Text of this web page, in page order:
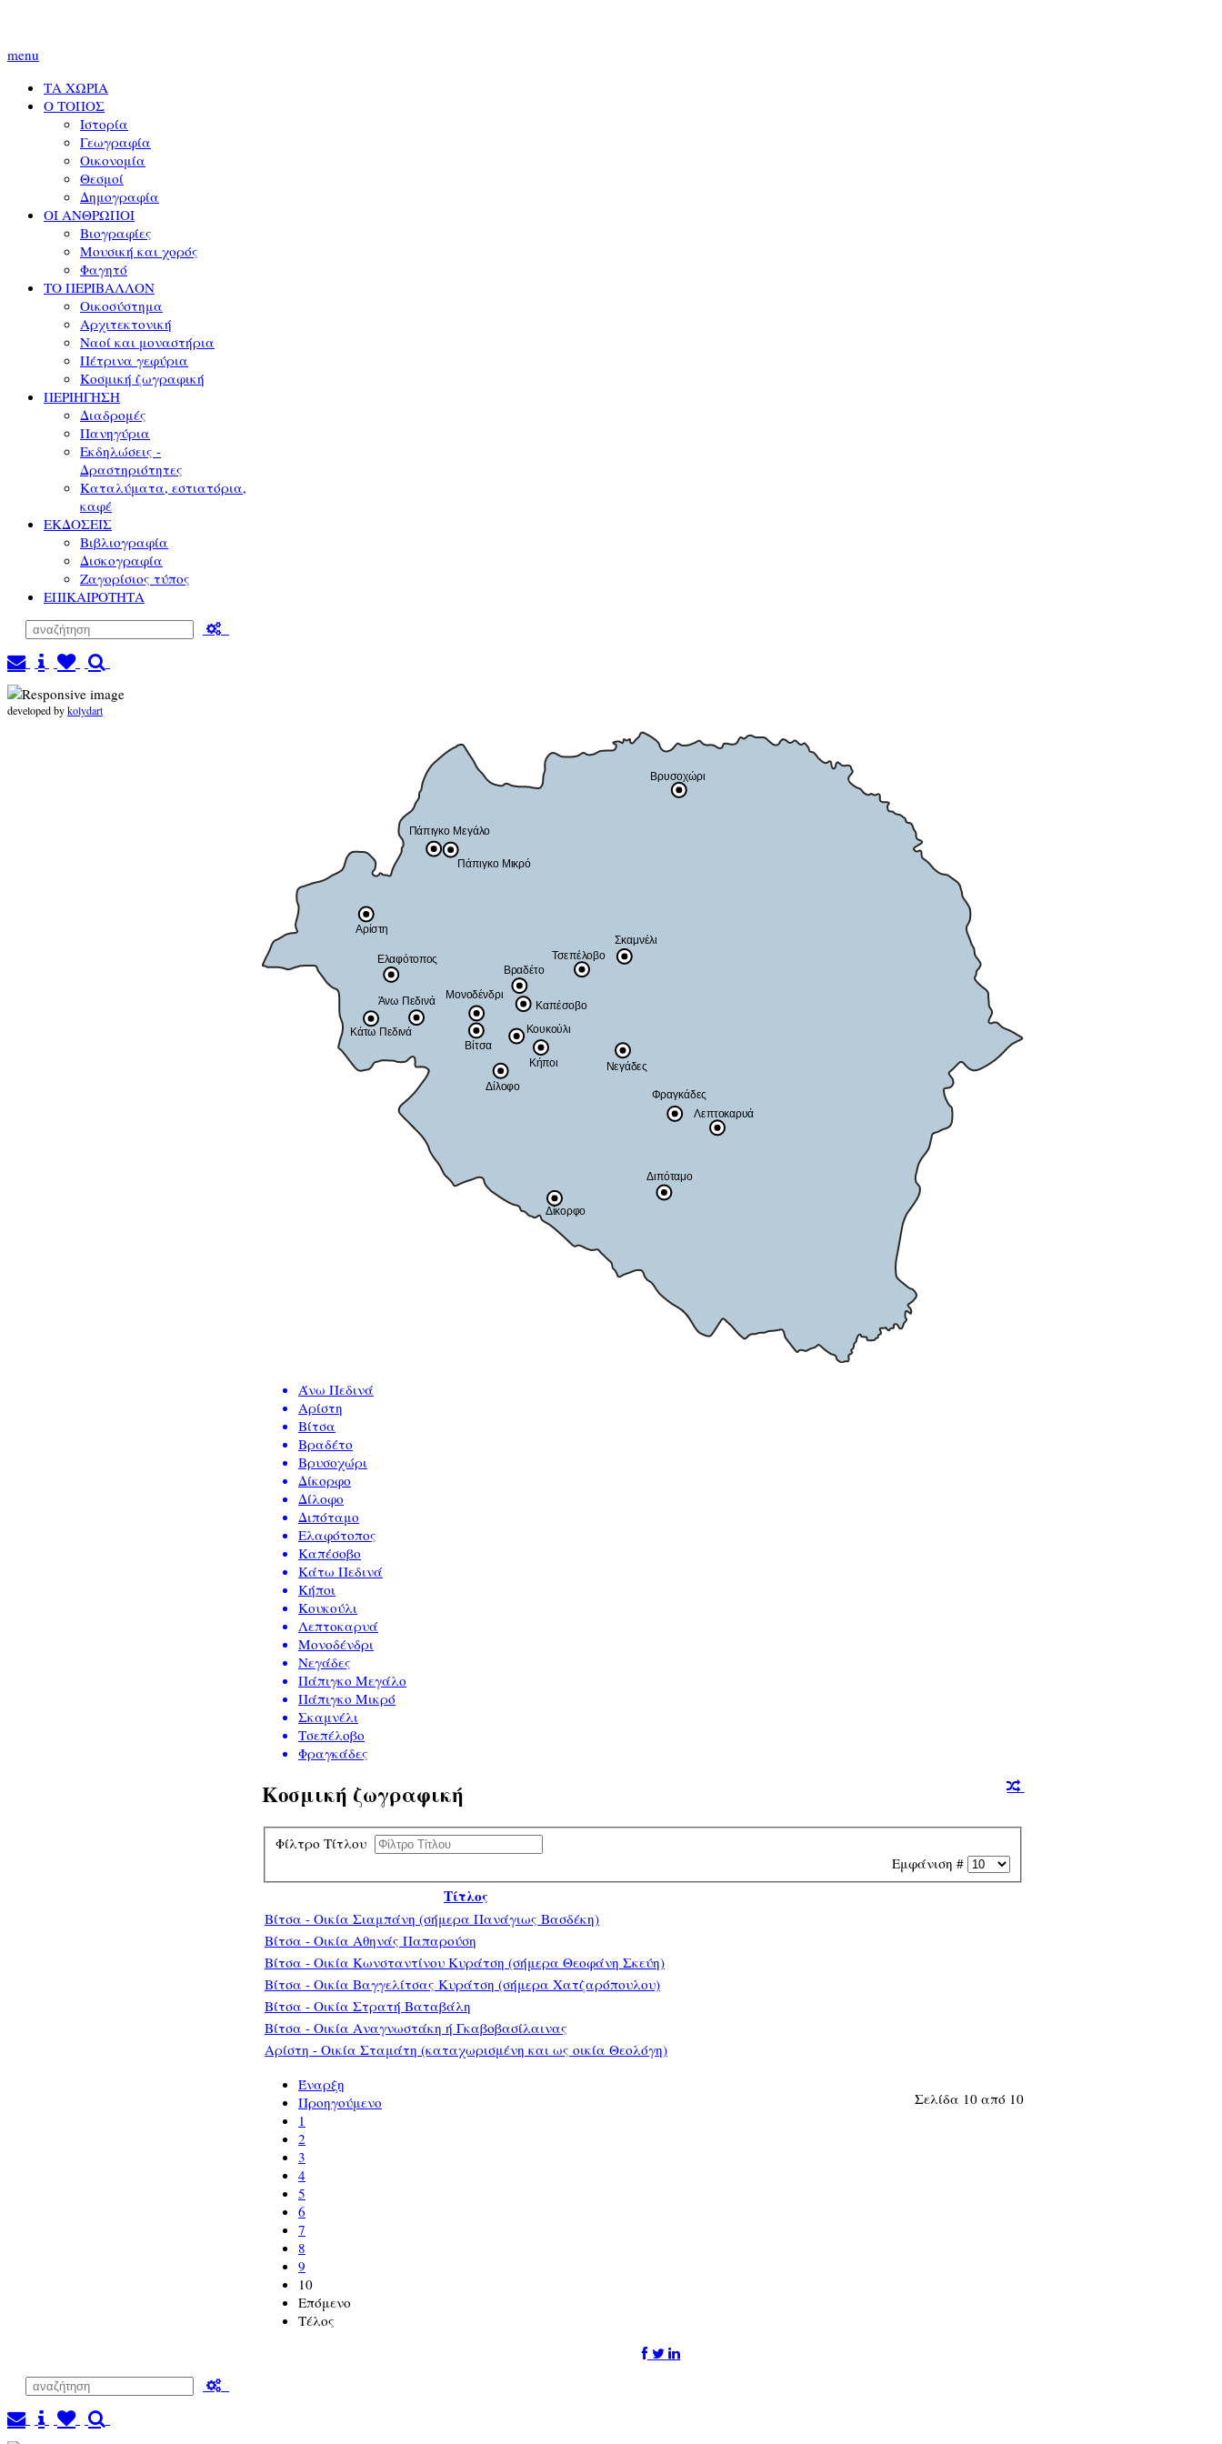
menu
ΤΑ ΧΩΡΙΑ
Ο ΤΟΠΟΣ
Ιστορία
Γεωγραφία
Οικονομία
Θεσμοί
Δημογραφία
ΟΙ ΑΝΘΡΩΠΟΙ
Βιογραφίες
Μουσική και χορός
Φαγητό
ΤΟ ΠΕΡΙΒΑΛΛΟΝ
Οικοσύστημα
Αρχιτεκτονική
Ναοί και μοναστήρια
Πέτρινα γεφύρια
Κοσμική ζωγραφική
ΠΕΡΙΗΓΗΣΗ
Διαδρομές
Πανηγύρια
Εκδηλώσεις -
Δραστηριότητες
Καταλύματα, εστιατόρια,
καφέ
ΕΚΔΟΣΕΙΣ
Βιβλιογραφία
Δισκογραφία
Ζαγορίσιος τύπος
ΕΠΙΚΑΙΡΟΤΗΤΑ
developed bykolydart
Βρυσοχώρι
Πάπιγκο Μεγάλο
Πάπιγκο Μικρό
Αρίστη
Ελαφότοπος
Άνω Πεδινά
Κάτω Πεδινά
Σκαμνέλι
Τσεπέλοβο
Βραδέτο
Νεγάδες
Καπέσοβο
Μονοδένδρι
Δίλοφο
Κουκούλι
Κήποι
Βίτσα
Φραγκάδες
Λεπτοκαρυά
Διπόταμο
Δίκορφο
Άνω Πεδινά
Αρίστη
Βίτσα
Βραδέτο
Βρυσοχώρι
Δίκορφο
Δίλοφο
Διπόταμο
Ελαφότοπος
Καπέσοβο
Κάτω Πεδινά
Κήποι
Κουκούλι
Λεπτοκαρυά
Μονοδένδρι
Νεγάδες
Πάπιγκο Μεγάλο
Πάπιγκο Μικρό
Σκαμνέλι
Τσεπέλοβο
Φραγκάδες
Κοσμική ζωγραφική
Φίλτρο Τίτλου
Εμφάνιση #
Τίτλος
Βίτσα - Οικία Σιαμπάνη (σήμερα Πανάγιως Βασδέκη)
Βίτσα - Οικία Αθηνάς Παπαρούση
Βίτσα - Οικία Κωνσταντίνου Κυράτση (σήμερα Θεοφάνη Σκεύη)
Βίτσα - Οικία Βαγγελίτσας Κυράτση (σήμερα Χατζαρόπουλου)
Βίτσα - Οικία Στρατή Βαταβάλη
Βίτσα - Οικία Αναγνωστάκη ή Γκαβοβασίλαινας
Αρίστη - Οικία Σταμάτη (καταχωρισμένη και ως οικία Θεολόγη)
Σελίδα 10 από 10
Έναρξη
Προηγούμενο
1
2
3
4
5
6
7
8
9
10
Επόμενο
Τέλος